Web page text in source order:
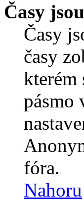
Časy
Časy
časy
kterém
pásmo
fóra.
Nahoru